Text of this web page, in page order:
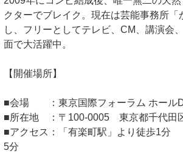
クターでブレイク。現在は芸能事務所「
し、フリーとしてテレビ、CM、講演会
面で大活躍中。
【開催場所】
■会場 ：東京国際フォーラム ホール
■所在地 ：〒100-0005 東京都千代田
■アクセス：「有楽町駅」より徒歩1分
5分